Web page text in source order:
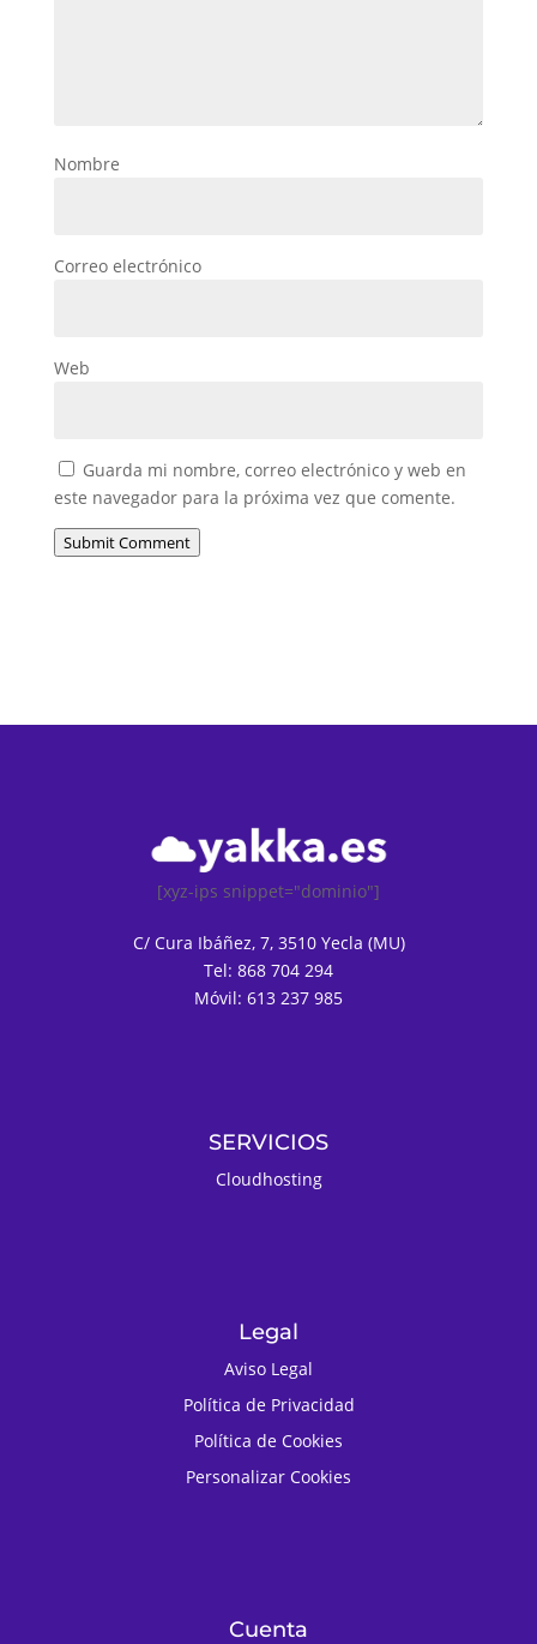
Nombre
Correo electrónico
Web
Guarda mi nombre, correo electrónico y web en
este navegador para la próxima vez que comente.
Submit Comment
[xyz-ips snippet="dominio"]
C/ Cura Ibáñez, 7, 3510 Yecla (MU)
Tel: 868 704 294
Móvil: 613 237 985
SERVICIOS
Cloudhosting
Legal
Aviso Legal
Política de Privacidad
Política de Cookies
Personalizar Cookies
Cuenta